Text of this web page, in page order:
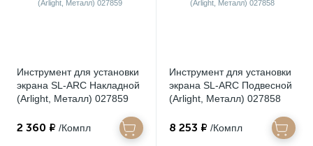
Инструмент для установки
экрана SL-ARC Накладной
(Arlight, Металл) 027859
2 360 ₽ /Компл
Инструмент для установки
экрана SL-ARC Подвесной
(Arlight, Металл) 027858
8 253 ₽ /Компл